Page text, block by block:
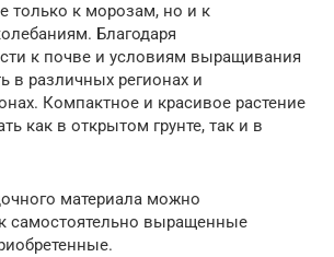
только к морозам, но и к
Благодаря
к почве и условиям выращивания
в различных регионах и
Компактное и красивое растение
как в открытом грунте, так и в
материала можно
самостоятельно выращенные